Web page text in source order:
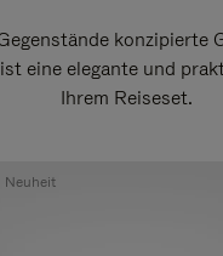
konzipierte
eine elegante und
Ihrem Reiseset.
Neuheit